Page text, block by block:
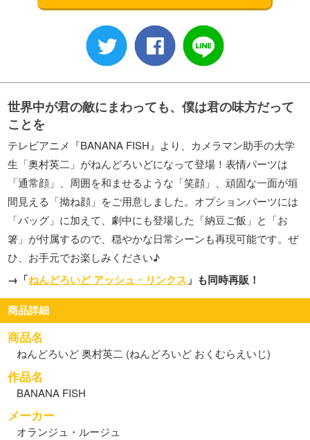
世界中が君の敵にまわっても、僕は君の味方だって
ことを
テレビアニメ『BANANA FISH』より、カメラマン助手の大学
生「奥村英二」がねんどろいどになって登場！表情パーツは
「通常顔」、周囲を和ませるような「笑顔」、頑固な一面が垣
間見える「拗ね顔」をご用意しました。オプションパーツには
「バッグ」に加えて、劇中にも登場した「納豆ご飯」と「お
箸」が付属するので、穏やかな日常シーンも再現可能です。ぜ
ひ、お手元でお楽しみください♪
→「ねんどろいど アッシュ・リンクス 」も同時再販！
商品詳細
商品名
ねんどろいど 奥村英二 (ねんどろいど おくむらえいじ)
作品名
BANANA FISH
メーカー
オランジュ・ルージュ